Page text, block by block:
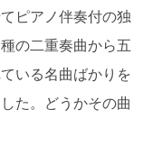
ピアノ伴奏付の独
の二重奏曲から五
いる名曲ばかりを
た。どうかその曲